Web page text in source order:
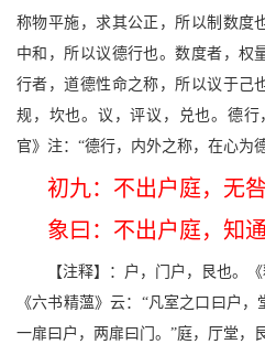
称物平施，求其公正，所以制数度
中和，所以议德行也。数度者，权
行者，道德性命之称，所以议于己
规，坎也。议，评议，兑也。德
官》注：“德行，内外之称，在心为
初九：不出户庭，无咎
象曰：不出户庭，知通
【注释】：户，门户，艮也。
《六书精薀》云：“凡室之口曰户
一扉曰户，两扉曰门。”庭，厅堂，